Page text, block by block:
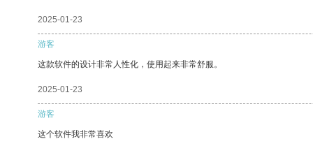
2025-01-23
游客
这款软件的设计非常人性化，使用起来非常舒服。
2025-01-23
游客
这个软件我非常喜欢